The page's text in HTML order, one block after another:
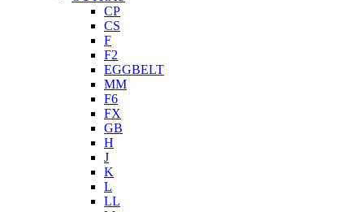
CP
CS
F
F2
EGGBELT
MM
F6
FX
GB
H
J
K
L
LL